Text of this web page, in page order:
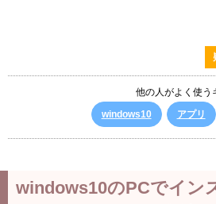
他の人がよく使う
windows10
アプリ
windows10のPCでイン